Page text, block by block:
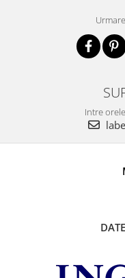
Intre